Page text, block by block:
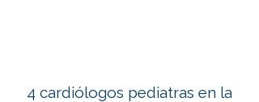
4 cardiólogos pediatras en la